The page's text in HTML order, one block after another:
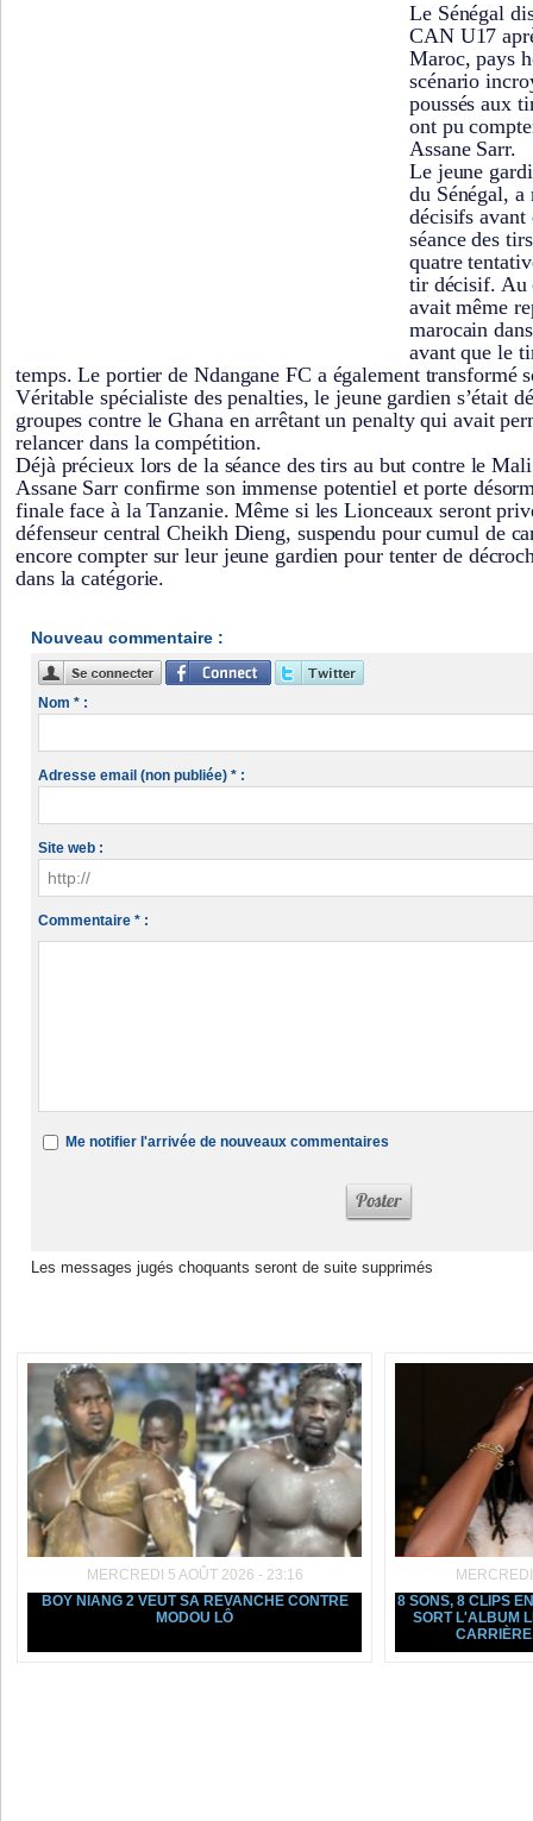
Le Sénégal
CAN U17
Maroc, pays
scénario
poussés aux
ont pu
Assane Sarr.
Le jeune
du Sénégal, a
décisifs
séance des
quatre
tir décisif. Au
avait même
marocain
avant que le
temps. Le portier de Ndangane FC a également transformé
Véritable spécialiste des penalties, le jeune gardien s’était
groupes contre le Ghana en arrêtant un penalty qui avait
relancer dans la compétition.
Déjà précieux lors de la séance des tirs au but contre le
Assane Sarr confirme son immense potentiel et porte
finale face à la Tanzanie. Même si les Lionceaux seront
défenseur central Cheikh Dieng, suspendu pour cumul de
encore compter sur leur jeune gardien pour tenter de
dans la catégorie.
Nouveau commentaire :
Nom * :
Adresse email (non publiée) * :
Site web :
Commentaire * :
Me notifier l'arrivée de nouveaux commentaires
Les messages jugés choquants seront de suite supprimés
MERCREDI 5 AOÛT 2026 - 23:16
BOY NIANG 2 VEUT SA REVANCHE CONTRE
MODOU LÔ
8 SONS, 8 CLIPS
SORT L'ALBUM